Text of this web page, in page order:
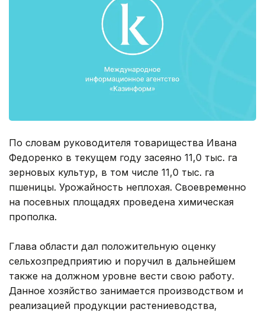
По словам руководителя товарищества Ивана
Федоренко в текущем году засеяно 11,0 тыс. га
зерновых культур, в том числе 11,0 тыс. га
пшеницы. Урожайность неплохая. Своевременно
на посевных площадях проведена химическая
прополка.
Глава области дал положительную оценку
сельхозпредприятию и поручил в дальнейшем
также на должном уровне вести свою работу.
Данное хозяйство занимается производством и
реализацией продукции растениеводства,